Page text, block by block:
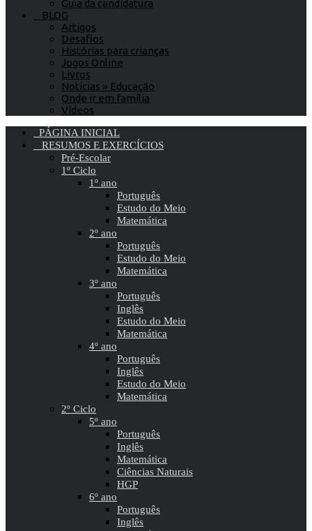
Guia da candidatura
BLOG
Artigos
Desafios
Histórias para crianças
Jogos Online
Livros
Notícias » Educação
Onde ir em família
Vídeos
PÁGINA INICIAL
RESUMOS E EXERCÍCIOS
Pré-Escolar
1º Ciclo
1º ano
Português
Estudo do Meio
Matemática
2º ano
Português
Estudo do Meio
Matemática
3º ano
Português
Inglês
Estudo do Meio
Matemática
4º ano
Português
Inglês
Estudo do Meio
Matemática
2º Ciclo
5º ano
Português
Inglês
Matemática
Ciências Naturais
HGP
6º ano
Português
Inglês